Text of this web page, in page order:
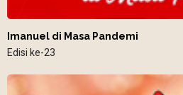
Imanuel di Masa Pandemi
Edisi ke-23